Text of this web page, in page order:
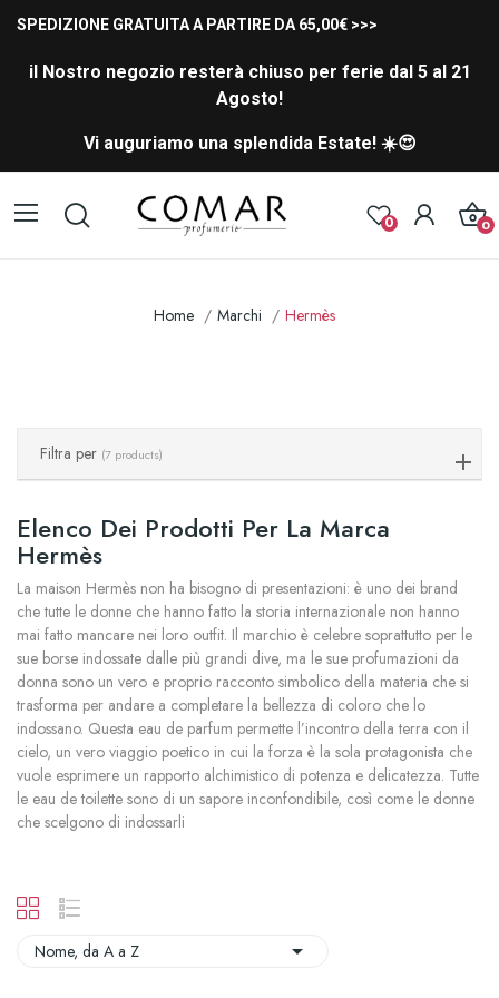
SPEDIZIONE GRATUITA A PARTIRE DA 65,00€ >>>
il Nostro negozio resterà chiuso per ferie dal 5 al 21
Agosto!
Vi auguriamo una splendida Estate! ☀️😍
0 0
Home Marchi Hermès
Filtra per (7 products)
Elenco Dei Prodotti Per La Marca
Hermès
La maison Hermès non ha bisogno di presentazioni: è uno dei brand
che tutte le donne che hanno fatto la storia internazionale non hanno
mai fatto mancare nei loro outfit. Il marchio è celebre soprattutto per le
sue borse indossate dalle più grandi dive, ma le sue profumazioni da
donna sono un vero e proprio racconto simbolico della materia che si
trasforma per andare a completare la bellezza di coloro che lo
indossano. Questa eau de parfum permette l’incontro della terra con il
cielo, un vero viaggio poetico in cui la forza è la sola protagonista che
vuole esprimere un rapporto alchimistico di potenza e delicatezza. Tutte
le eau de toilette sono di un sapore inconfondibile, così come le donne
che scelgono di indossarli
Nome, da A a Z 